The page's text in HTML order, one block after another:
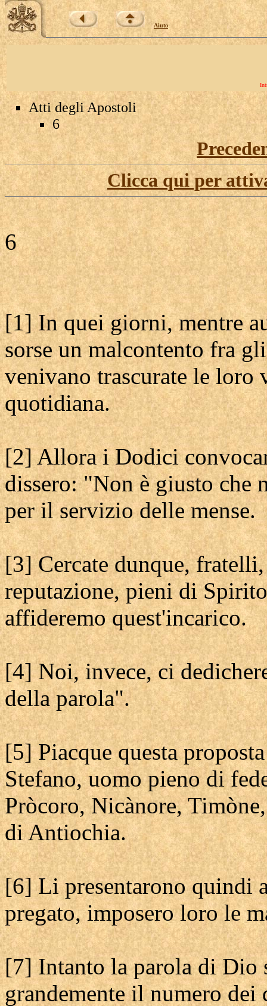
Aiuto
Atti degli Apostoli
6
Clicca qui per
6
[1] In quei giorni, mentre
sorse un malcontento fra
venivano trascurate le loro
quotidiana.
[2] Allora i Dodici
dissero: "Non è giusto che
per il servizio delle mense.
[3] Cercate dunque,
reputazione, pieni di
affideremo quest'incarico.
[4] Noi, invece, ci
della parola".
[5] Piacque questa
Stefano, uomo pieno di
Pròcoro, Nicànore,
di Antiochia.
[6] Li presentarono quindi
pregato, imposero loro le
[7] Intanto la parola di Dio
grandemente il numero dei